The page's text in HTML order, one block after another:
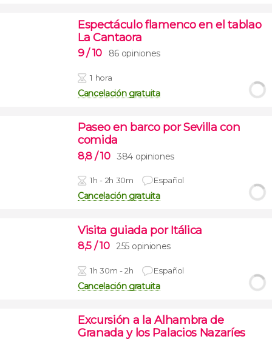
Espectáculo flamenco en el tablao
La Cantaora
9/ 10 86 opiniones
1 hora
Cancelación gratuita
Paseo en barco por Sevilla con
comida
8,8 / 10 384 opiniones
1h - 2h 30m Español
Cancelación gratuita
Visita guiada por Itálica
8,5 / 10 255 opiniones
1h 30m - 2h Español
Cancelación gratuita
Excursión a la Alhambra de
Granada y los Palacios Nazaríes